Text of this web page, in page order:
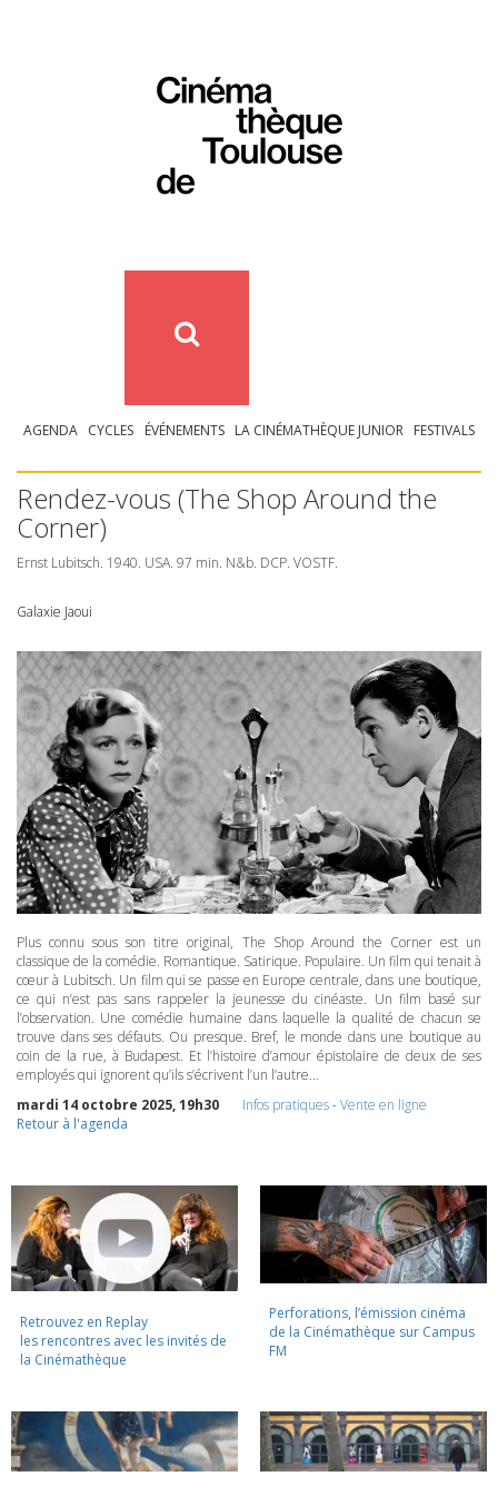
AGENDA CYCLES ÉVÉNEMENTS LA CINÉMATHÈQUE JUNIOR FESTIVALS
Rendez-vous (The Shop Around the
Corner)
Ernst Lubitsch. 1940. USA. 97 min. N&b. DCP. VOSTF.
Galaxie Jaoui
Plus connu sous son titre original, The Shop Around the Corner est un
classique de la comédie. Romantique. Satirique. Populaire. Un film qui tenait à
cœur à Lubitsch. Un film qui se passe en Europe centrale, dans une boutique,
ce qui n’est pas sans rappeler la jeunesse du cinéaste. Un film basé sur
l’observation. Une comédie humaine dans laquelle la qualité de chacun se
trouve dans ses défauts. Ou presque. Bref, le monde dans une boutique au
coin de la rue, à Budapest. Et l’histoire d’amour épistolaire de deux de ses
employés qui ignorent qu’ils s’écrivent l’un l’autre…
mardi 14 octobre 2025, 19h30
Infos pratiques-Vente en ligne
Retour à l'agenda
Retrouvez en Replay
les rencontres avec les invités de
la Cinémathèque
Perforations, l’émission cinéma
de la Cinémathèque sur Campus
FM